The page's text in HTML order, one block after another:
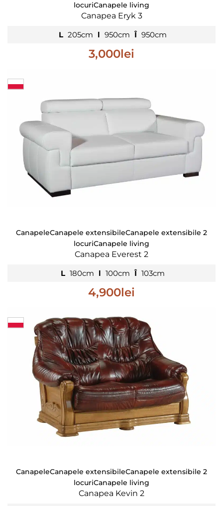
locuriCanapele living
Canapea Eryk 3
L 205cm l 950cm Î 950cm
3,000lei
CanapeleCanapele extensibileCanapele extensibile 2
locuriCanapele living
Canapea Everest 2
L 180cm l 100cm Î 103cm
4,900lei
CanapeleCanapele extensibileCanapele extensibile 2
locuriCanapele living
Canapea Kevin 2